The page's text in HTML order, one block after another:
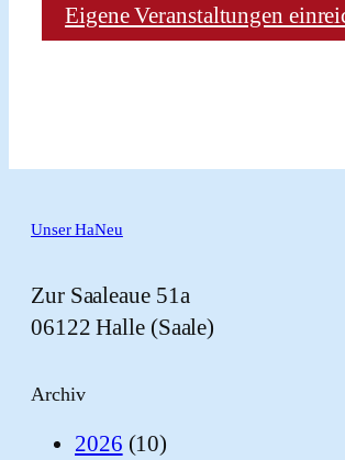
Eigene Veranstaltungen
Unser HaNeu
Zur Saaleaue 51a
06122 Halle (Saale)
Archiv
2026 (10)